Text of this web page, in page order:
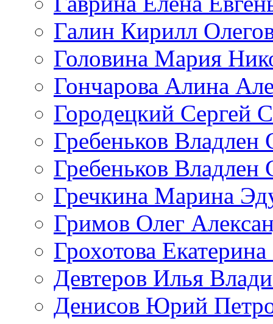
Галин Кирилл
Головина Мария
Гончарова Алина
Городецкий Сергей
Гребеньков Владлен
Гребеньков Владлен
Гречкина Марина
Гримов Олег
Грохотова
Девтеров Илья
Денисов Юрий